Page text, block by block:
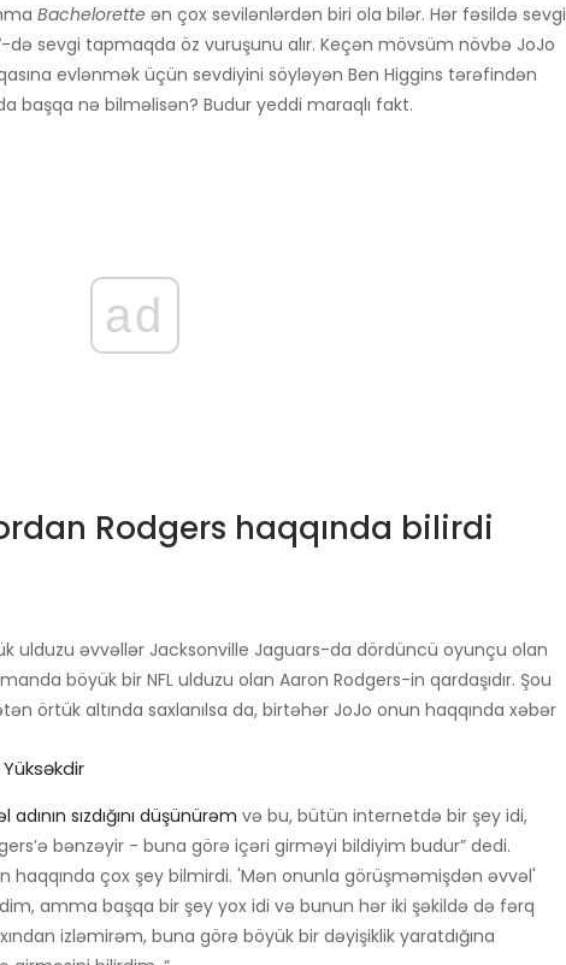
Bachelorette ən çox sevilənlərdən biri ola bilər. Hər fəsildə sevgi
də sevgi tapmaqda öz vuruşunu alır. Keçən mövsüm növbə JoJo
evlənmək üçün sevdiyini söyləyən Ben Higgins tərəfindən
başqa nə bilməlisən? Budur yeddi maraqlı fakt.
ad
Rodgers haqqında bilirdi
ulduzu əvvəllər Jacksonville Jaguars-da dördüncü oyunçu olan
böyük bir NFL ulduzu olan Aaron Rodgers-in qardaşıdır. Şou
örtük altında saxlanılsa da, birtəhər JoJo onun haqqında xəbər
sızdığını düşünürəm və bu, bütün internetdə bir şey idi,
bənzəyir - buna görə içəri girməyi bildiyim budur” dedi.
haqqında çox şey bilmirdi. 'Mən onunla görüşməmişdən əvvəl'
amma başqa bir şey yox idi və bunun hər iki şəkildə də fərq
izləmirəm, buna görə böyük bir dəyişiklik yaratdığına